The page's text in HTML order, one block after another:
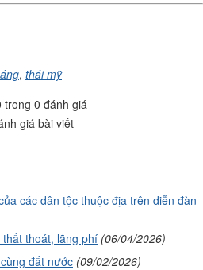
, thái mỹ
trong 0 đánh giá
giá bài viết
các dân tộc thuộc địa trên diễn đàn
thoát, lãng phí (06/04/2026)
đất nước (09/02/2026)